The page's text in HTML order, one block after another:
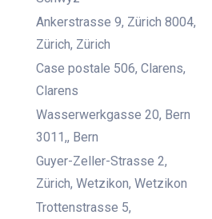
Ankerstrasse 9, Zürich 8004,
Zürich, Zürich
Case postale 506, Clarens,
Clarens
Wasserwerkgasse 20, Bern
3011,, Bern
Guyer-Zeller-Strasse 2,
Zürich, Wetzikon, Wetzikon
Trottenstrasse 5,